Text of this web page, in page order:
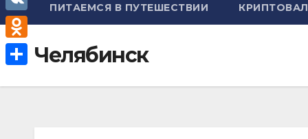
ПИТАЕМСЯ В ПУТЕШЕСТВИИ
Челябинск
A
l
e
g
i
b
e
V
K
O